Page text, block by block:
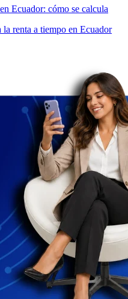
Ecuador: cómo se calcula
renta a tiempo en Ecuador